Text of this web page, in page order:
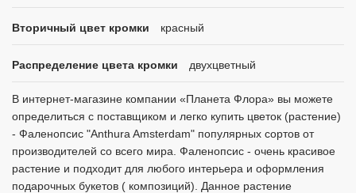
Вторичный цвет кромки красный
Распределение цвета кромки двухцветный
В интернет-магазине компании «Планета Флора» вы можете
определиться с поставщиком и легко купить цветок (растение)
- Фаленопсис "Anthura Amsterdam" популярных сортов от
производителей со всего мира. Фаленопсис - очень красивое
растение и подходит для любого интерьера и оформления
подарочных букетов ( композиций). Данное растение